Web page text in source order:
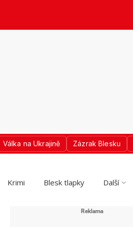
Válka na Ukrajině Zázrak Blesku
Krimi Blesk tlapky Další